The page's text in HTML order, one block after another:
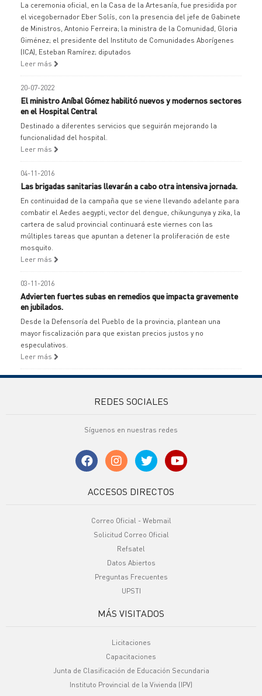
La ceremonia oficial, en la Casa de la Artesanía, fue presidida por
el vicegobernador Eber Solís, con la presencia del jefe de Gabinete
de Ministros, Antonio Ferreira; la ministra de la Comunidad, Gloria
Giménez; el presidente del Instituto de Comunidades Aborígenes
(ICA), Esteban Ramírez; diputados
Leer más
20-07-2022
El ministro Aníbal Gómez habilitó nuevos y modernos sectores
en el Hospital Central
Destinado a diferentes servicios que seguirán mejorando la
funcionalidad del hospital.
Leer más
04-11-2016
Las brigadas sanitarias llevarán a cabo otra intensiva jornada.
En continuidad de la campaña que se viene llevando adelante para
combatir el Aedes aegypti, vector del dengue, chikungunya y zika, la
cartera de salud provincial continuará este viernes con las
múltiples tareas que apuntan a detener la proliferación de este
mosquito.
Leer más
03-11-2016
Advierten fuertes subas en remedios que impacta gravemente
en jubilados.
Desde la Defensoría del Pueblo de la provincia, plantean una
mayor fiscalización para que existan precios justos y no
especulativos.
Leer más
REDES SOCIALES
Síguenos en nuestras redes
ACCESOS DIRECTOS
Correo Oficial - Webmail
Solicitud Correo Oficial
Refsatel
Datos Abiertos
Preguntas Frecuentes
UPSTI
MÁS VISITADOS
Licitaciones
Capacitaciones
Junta de Clasificación de Educación Secundaria
Instituto Provincial de la Vivienda (IPV)